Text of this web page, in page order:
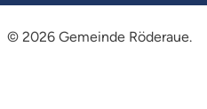
© 2026 Gemeinde Röderaue.